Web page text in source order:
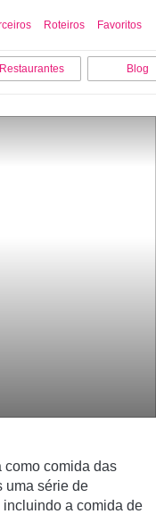
Roteiros Favoritos
Restaurantes Blog
como comida das
uma série de
a comida de